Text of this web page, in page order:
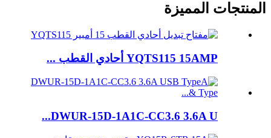
المنتجات المميزة
YQTS115 15AMP أحادي القطب ...
DWUR-15D-1A1C-CC3.6 3.6A U...